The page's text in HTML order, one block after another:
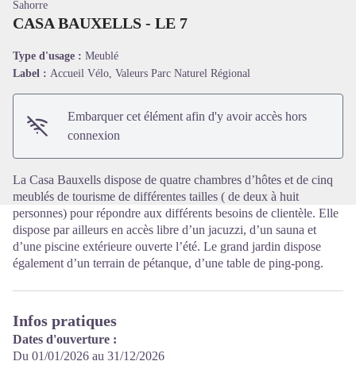
Voir l'image en plein écran
Sahorre
CASA BAUXELLS - LE 7
Type d'usage : Meublé
Label : Accueil Vélo, Valeurs Parc Naturel Régional
Embarquer cet élément afin d'y avoir accès hors
connexion
La Casa Bauxells dispose de quatre chambres d’hôtes et de cinq
meublés de tourisme de différentes tailles ( de deux à huit
personnes) pour répondre aux différents besoins de clientèle. Elle
dispose par ailleurs en accès libre d’un jacuzzi, d’un sauna et
d’une piscine extérieure ouverte l’été. Le grand jardin dispose
également d’un terrain de pétanque, d’une table de ping-pong.
Infos pratiques
Dates d'ouverture :
Du 01/01/2026 au 31/12/2026